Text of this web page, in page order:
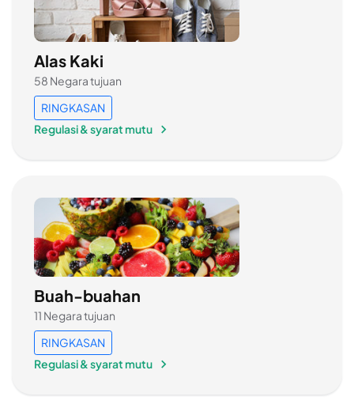
Alas Kaki
58 Negara tujuan
RINGKASAN
Regulasi & syarat mutu
Buah-buahan
11 Negara tujuan
RINGKASAN
Regulasi & syarat mutu